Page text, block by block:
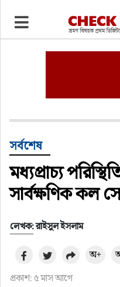
ভ্রমণ
ওটিএ
হোটেল-মোটেল-রিসোর্ট
বিদেশযাত্রা
প্রবাস
ফুড
সর্বশেষ
মধ্যপ্রাচ্য
সার্বক্ষণিক কল
লেখক: রাইসুল ইসলাম
প্রকাশ: ৫ মাস আগে
অ+